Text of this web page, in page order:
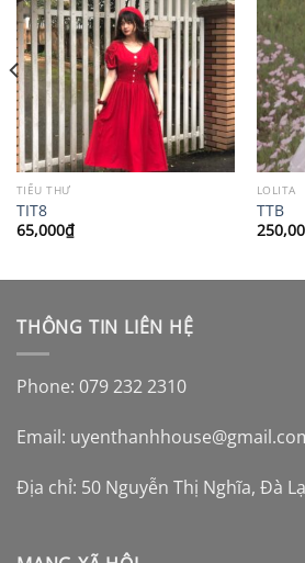
TIỂU THƯ
TIT8
65,000₫
LOLITA
TTB
THÔNG TIN LIÊN HỆ
Phone: 079 232 2310
Email:
Địa chỉ: 50 Nguyễn Thị Nghĩa, Đà